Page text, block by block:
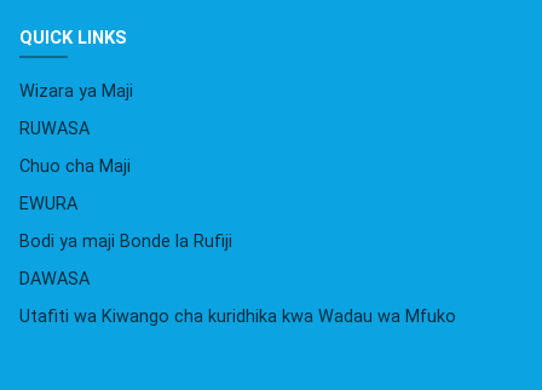
QUICK LINKS
Wizara ya Maji
RUWASA
Chuo cha Maji
EWURA
Bodi ya maji Bonde la Rufiji
DAWASA
Utafiti wa Kiwango cha kuridhika kwa Wadau wa Mfuko